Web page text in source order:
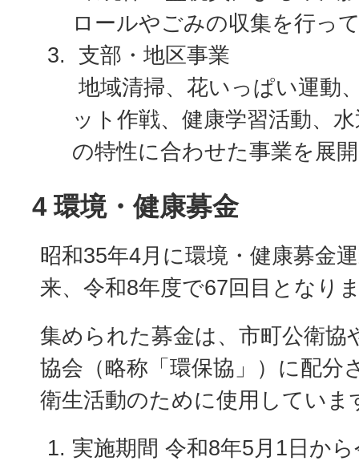
ロールやごみの収集を行っ
支部・地区事業
地域清掃、花いっぱい運動
ット作戦、健康学習活動、
の特性に合わせた事業を展
4 環境・健康募金
昭和35年4月に環境・健康募金
来、令和8年度で67回目となり
集められた募金は、市町公衛協
協会（略称「環保協」）に配分
衛生活動のために使用していま
実施期間 令和8年5月1日か